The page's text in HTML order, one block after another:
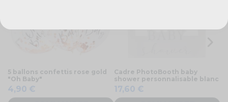
5 ballons confettis rose gold
"Oh Baby"
4,90 €
Cadre PhotoBooth baby
shower personnalisable blanc
17,60 €